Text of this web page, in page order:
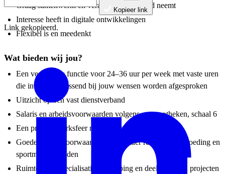
Graag samenwerkt en verantwoordelijkheid neemt
Interesse heeft in digitale ontwikkelingen
Flexibel is en meedenkt
Wat bieden wij jou?
Een veelzijdige functie voor 24–36 uur per week met vaste uren
die in overleg passend bij jouw wensen worden afgesproken
Uitzicht op een vast dienstverband
Salaris en arbeidsvoorwaarden volgens cao apotheken, schaal 6
Een prettige werksfeer met fijne collega’s
Goede arbeidsvoorwaarden, waaronder reiskostenvergoeding en
sportmogelijkheden
Ruimte voor specialisatie, verdieping en deelname aan projecten
Kopieer link
Link gekopieerd.